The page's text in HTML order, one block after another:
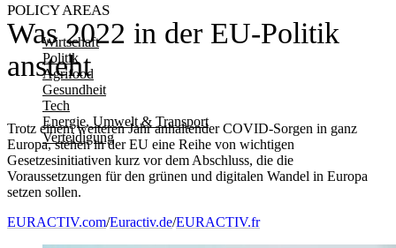
POLICY AREAS
Wirtschaft
Politik
Agrifood
Gesundheit
Tech
Energie, Umwelt & Transport
Verteidigung
Was 2022 in der EU-Politik
ansteht
Trotz einem weiteren Jahr anhaltender COVID-Sorgen in ganz
Europa, stehen in der EU eine Reihe von wichtigen
Gesetzesinitiativen kurz vor dem Abschluss, die die
Voraussetzungen für den grünen und digitalen Wandel in Europa
setzen sollen.
EURACTIV.com/Euractiv.de/EURACTIV.fr